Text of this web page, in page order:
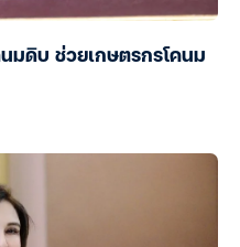
มดิบ ช่วยเกษตรกรโคนม